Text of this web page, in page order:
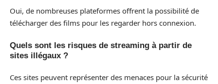
Oui, de nombreuses plateformes offrent la possibilité de
télécharger des films pour les regarder hors connexion.
Quels sont les risques de streaming à partir de
sites illégaux ?
Ces sites peuvent représenter des menaces pour la sécurité